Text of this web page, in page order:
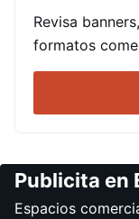
Revisa
formatos
Publicita en
Espacios